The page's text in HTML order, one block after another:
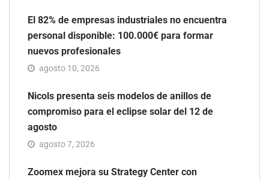
El 82% de empresas industriales no encuentra
personal disponible: 100.000€ para formar
nuevos profesionales
agosto 10, 2026
Nicols presenta seis modelos de anillos de
compromiso para el eclipse solar del 12 de
agosto
agosto 7, 2026
Zoomex mejora su Strategy Center con